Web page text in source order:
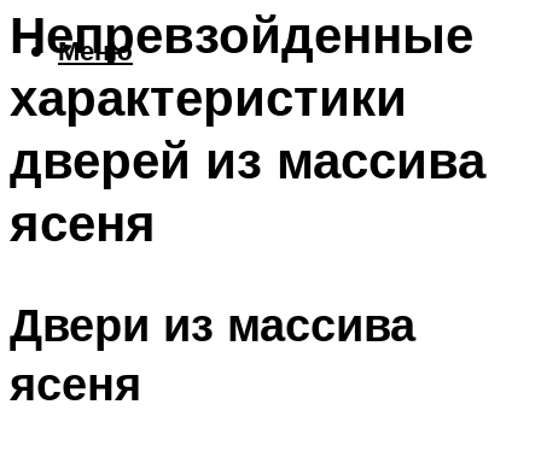
Меню
Непревзойденные
характеристики
дверей из массива
ясеня
Двери из массива
ясеня